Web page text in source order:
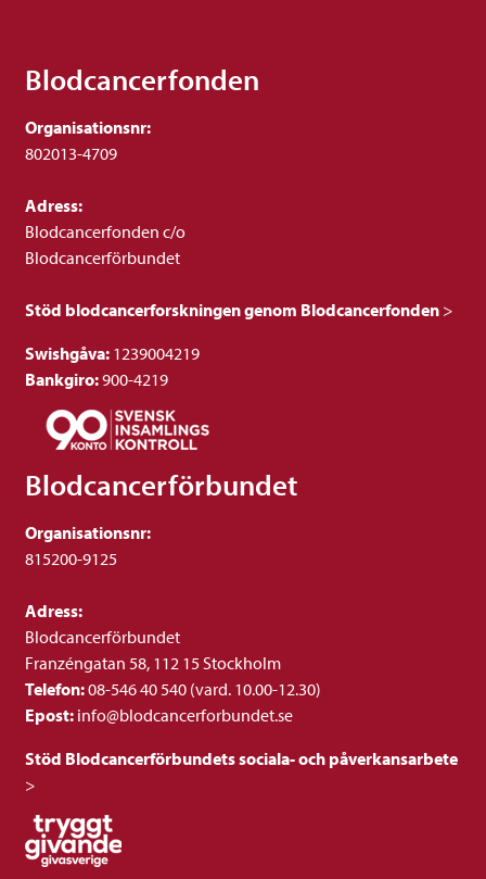
Blodcancerfonden
Organisationsnr:
802013-4709
Adress:
Blodcancerfonden c/o
Blodcancerförbundet
Stöd blodcancerforskningen genom Blodcancerfonden >
Swishgåva: 1239004219
Bankgiro:900-4219
Blodcancerförbundet
Organisationsnr:
815200-9125
Adress:
Blodcancerförbundet
Franzéngatan 58, 112 15 Stockholm
Telefon:08-546 40 540 (vard. 10.00-12.30)
Epost: info@blodcancerforbundet.se
Stöd Blodcancerförbundets sociala- och påverkansarbete
>